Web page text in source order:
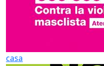
casa